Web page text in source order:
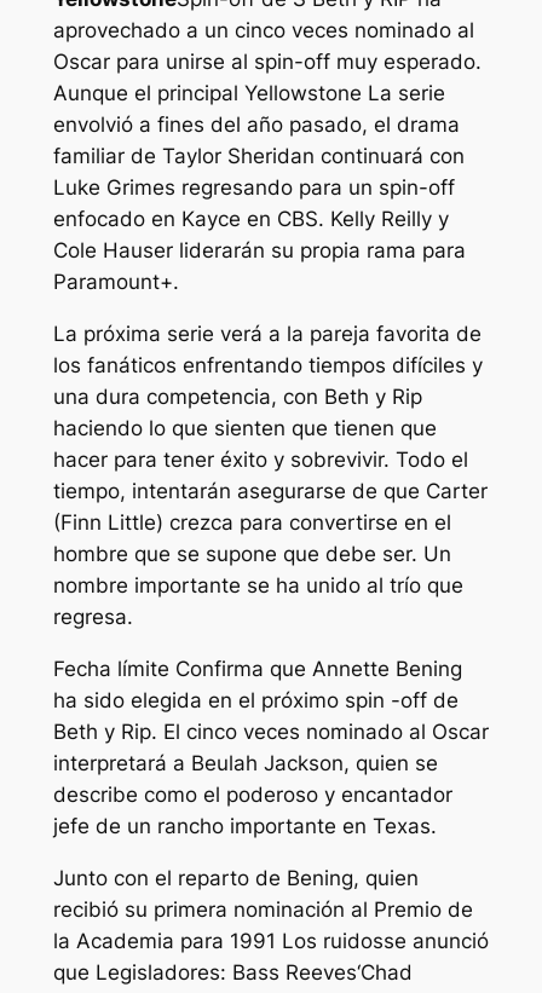
aprovechado a un cinco veces nominado al
Oscar para unirse al spin-off muy esperado.
Aunque el principal Yellowstone La serie
envolvió a fines del año pasado, el drama
familiar de Taylor Sheridan continuará con
Luke Grimes regresando para un spin-off
enfocado en Kayce en CBS. Kelly Reilly y
Cole Hauser liderarán su propia rama para
Paramount+.
La próxima serie verá a la pareja favorita de
los fanáticos enfrentando tiempos difíciles y
una dura competencia, con Beth y Rip
haciendo lo que sienten que tienen que
hacer para tener éxito y sobrevivir. Todo el
tiempo, intentarán asegurarse de que Carter
(Finn Little) crezca para convertirse en el
hombre que se supone que debe ser. Un
nombre importante se ha unido al trío que
regresa.
Fecha límite Confirma que Annette Bening
ha sido elegida en el próximo spin -off de
Beth y Rip. El cinco veces nominado al Oscar
interpretará a Beulah Jackson, quien se
describe como el poderoso y encantador
jefe de un rancho importante en Texas.
Junto con el reparto de Bening, quien
recibió su primera nominación al Premio de
la Academia para 1991 Los ruidosse anunció
que Legisladores: Bass Reeves‘Chad